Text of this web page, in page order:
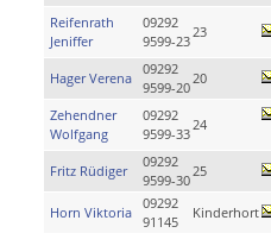
Reifenrath
Jeniffer
09292
9599-23
23
Hager Verena
09292
9599-20
20
Zehendner
Wolfgang
09292
9599-33
24
Fritz Rüdiger
09292
9599-30
25
Horn Viktoria
09292
91145
Kinderhort